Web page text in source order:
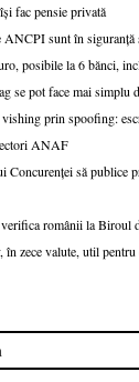
fac pensie privată
ANCPI sunt în
posibile la 6 bănci,
se pot face mai simplu
prin spoofing:
ANAF
Concurenței să publice
românii la Biroul
zece valute, util pentru